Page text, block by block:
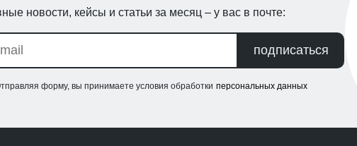
новости, кейсы и статьи за месяц – у вас в почте:
подписаться
форму, вы принимаете условия обработки персональных данных